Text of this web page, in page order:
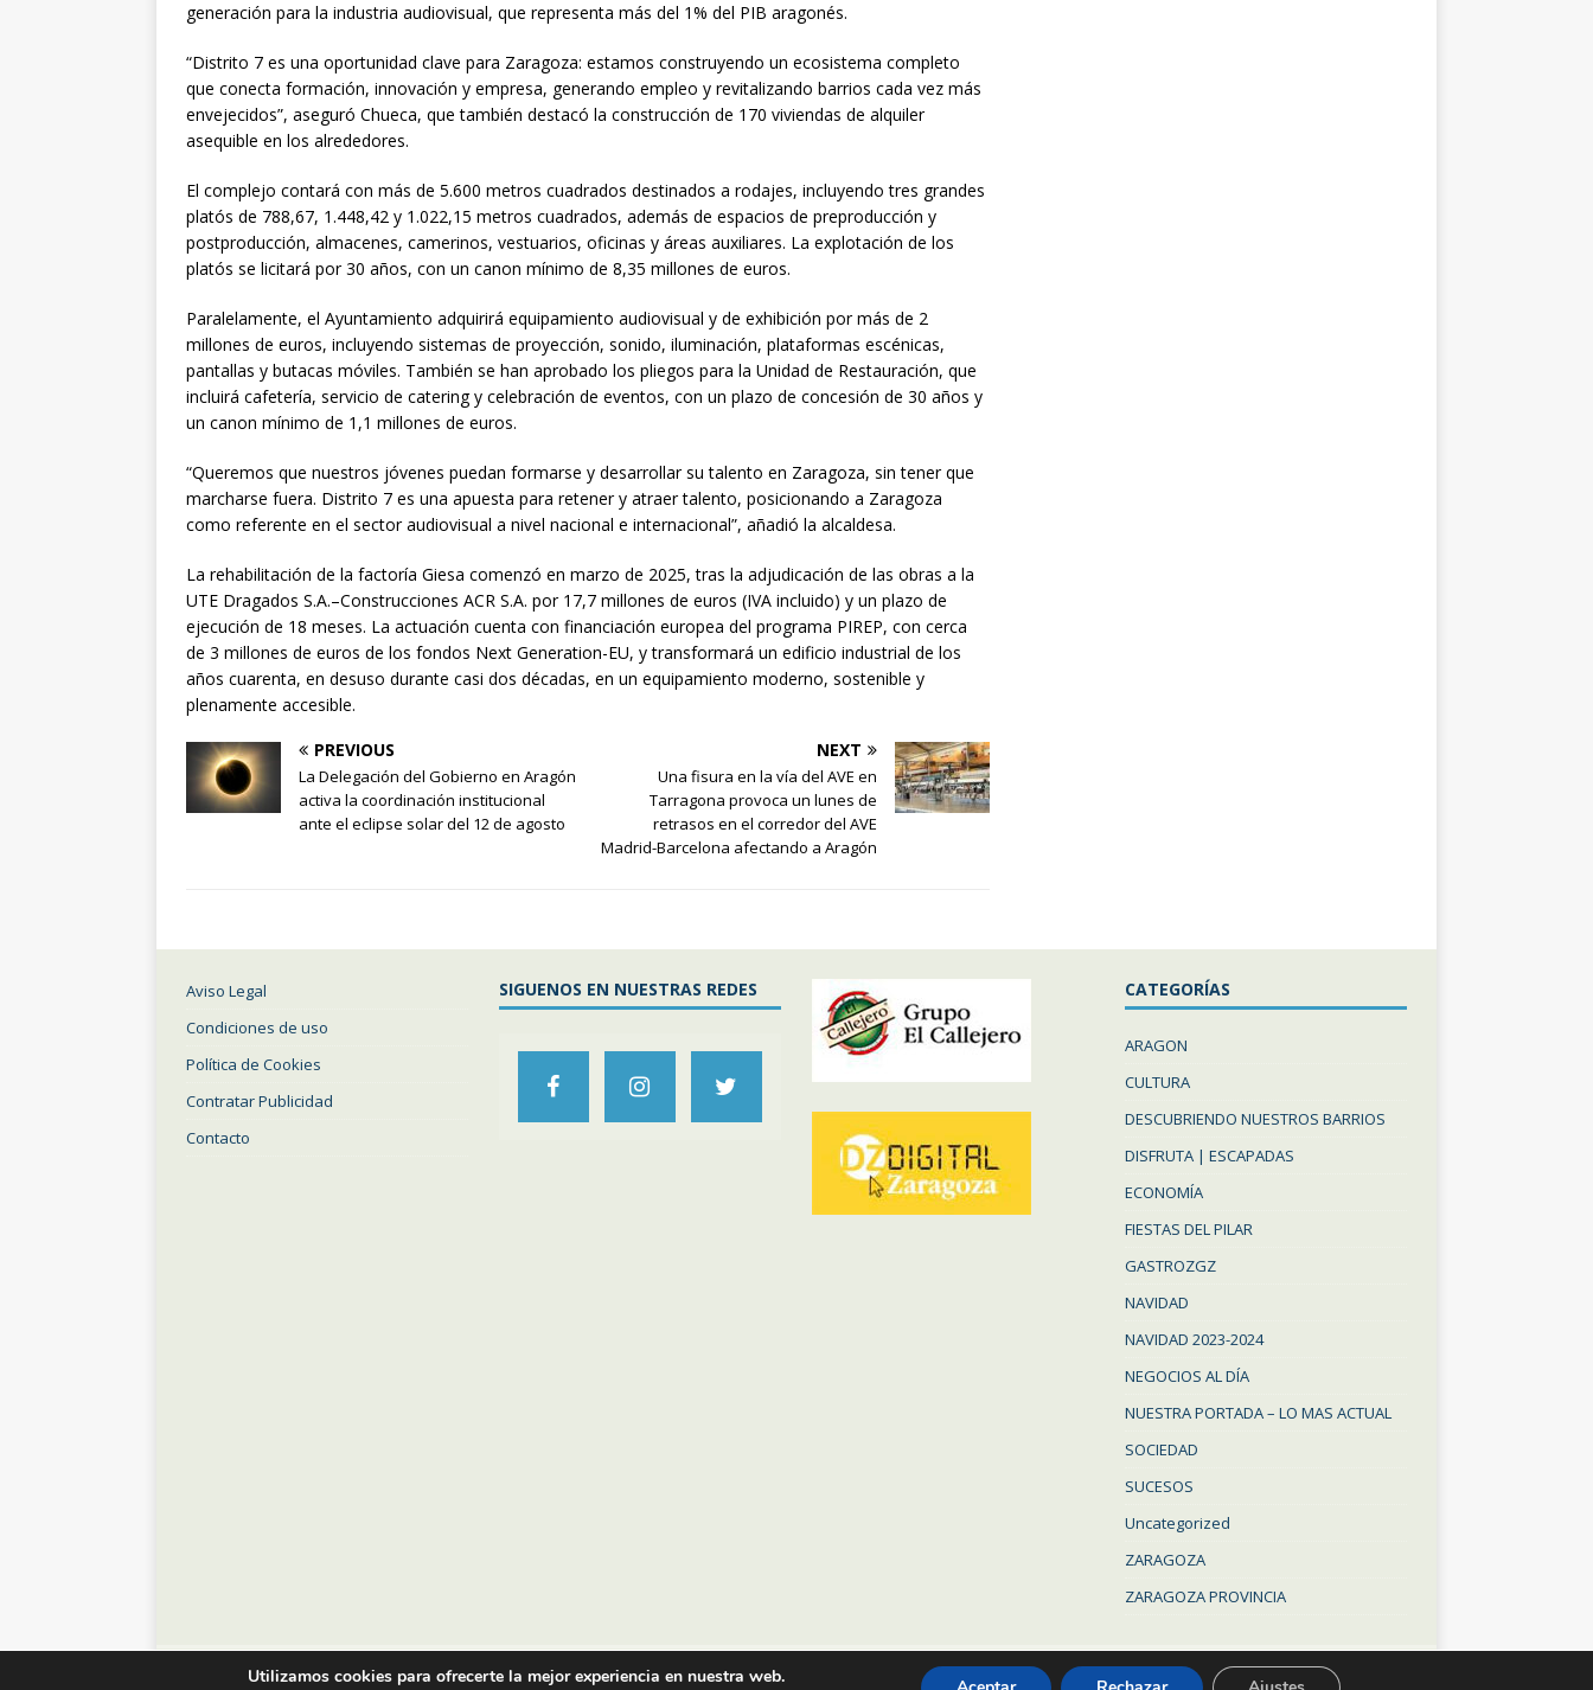
generación para la industria audiovisual, que representa más del 1% del PIB aragonés.
“Distrito 7 es una oportunidad clave para Zaragoza: estamos construyendo un ecosistema completo
que conecta formación, innovación y empresa, generando empleo y revitalizando barrios cada vez más
envejecidos”, aseguró Chueca, que también destacó la construcción de 170 viviendas de alquiler
asequible en los alrededores.
El complejo contará con más de 5.600 metros cuadrados destinados a rodajes, incluyendo tres grandes
platós de 788,67, 1.448,42 y 1.022,15 metros cuadrados, además de espacios de preproducción y
postproducción, almacenes, camerinos, vestuarios, oficinas y áreas auxiliares. La explotación de los
platós se licitará por 30 años, con un canon mínimo de 8,35 millones de euros.
Paralelamente, el Ayuntamiento adquirirá equipamiento audiovisual y de exhibición por más de 2
millones de euros, incluyendo sistemas de proyección, sonido, iluminación, plataformas escénicas,
pantallas y butacas móviles. También se han aprobado los pliegos para la Unidad de Restauración, que
incluirá cafetería, servicio de catering y celebración de eventos, con un plazo de concesión de 30 años y
un canon mínimo de 1,1 millones de euros.
“Queremos que nuestros jóvenes puedan formarse y desarrollar su talento en Zaragoza, sin tener que
marcharse fuera. Distrito 7 es una apuesta para retener y atraer talento, posicionando a Zaragoza
como referente en el sector audiovisual a nivel nacional e internacional”, añadió la alcaldesa.
La rehabilitación de la factoría Giesa comenzó en marzo de 2025, tras la adjudicación de las obras a la
UTE Dragados S.A.–Construcciones ACR S.A. por 17,7 millones de euros (IVA incluido) y un plazo de
ejecución de 18 meses. La actuación cuenta con financiación europea del programa PIREP, con cerca
de 3 millones de euros de los fondos Next Generation-EU, y transformará un edificio industrial de los
años cuarenta, en desuso durante casi dos décadas, en un equipamiento moderno, sostenible y
plenamente accesible.
PREVIOUS
La Delegación del Gobierno en Aragón
activa la coordinación institucional
ante el eclipse solar del 12 de agosto
NEXT
Una fisura en la vía del AVE en
Tarragona provoca un lunes de
retrasos en el corredor del AVE
Madrid-Barcelona afectando a Aragón
Aviso Legal
Condiciones de uso
Política de Cookies
Contratar Publicidad
Contacto
SIGUENOS EN NUESTRAS REDES CATEGORÍAS
ARAGON
CULTURA
DESCUBRIENDO NUESTROS BARRIOS
DISFRUTA | ESCAPADAS
ECONOMÍA
FIESTAS DEL PILAR
GASTROZGZ
NAVIDAD
NAVIDAD 2023-2024
NEGOCIOS AL DÍA
NUESTRA PORTADA – LO MAS ACTUAL
SOCIEDAD
SUCESOS
Uncategorized
ZARAGOZA
ZARAGOZA PROVINCIA
© Diario de Zaragoza - 2023
Utilizamos cookies para ofrecerte la mejor experiencia en nuestra web.